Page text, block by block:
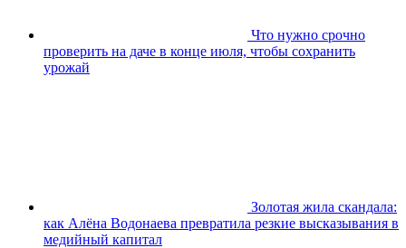
Что нужно срочно
проверить на даче в конце июля, чтобы сохранить
урожай
Золотая жила скандала:
как Алёна Водонаева превратила резкие высказывания в
медийный капитал